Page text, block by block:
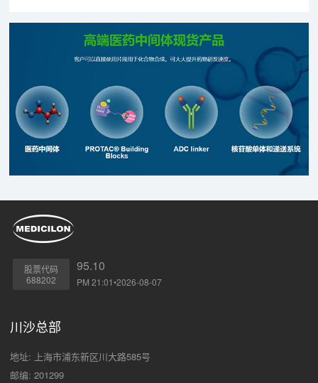
股票代码
688202
95.10
PM 21:01•2026-08-07
川沙总部
地址: 上海市浦东新区川大路585号
邮编: 201299